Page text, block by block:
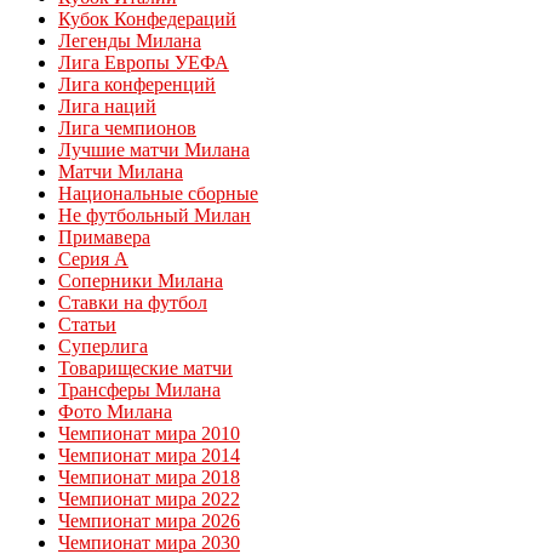
Кубок Конфедераций
Легенды Милана
Лига Европы УЕФА
Лига конференций
Лига наций
Лига чемпионов
Лучшие матчи Милана
Матчи Милана
Национальные сборные
Не футбольный Милан
Примавера
Серия А
Соперники Милана
Ставки на футбол
Статьи
Суперлига
Товарищеские матчи
Трансферы Милана
Фото Милана
Чемпионат мира 2010
Чемпионат мира 2014
Чемпионат мира 2018
Чемпионат мира 2022
Чемпионат мира 2026
Чемпионат мира 2030